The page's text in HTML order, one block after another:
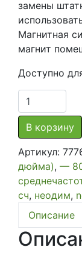
замены
Магнитная
магнит
Доступно
Количество
товара
акустика
SQ
Morel
MAXIMO
CCWR
254
размер
2,5
В корзину
Артикул:
дюйма), —
сч, неодим,
Описание